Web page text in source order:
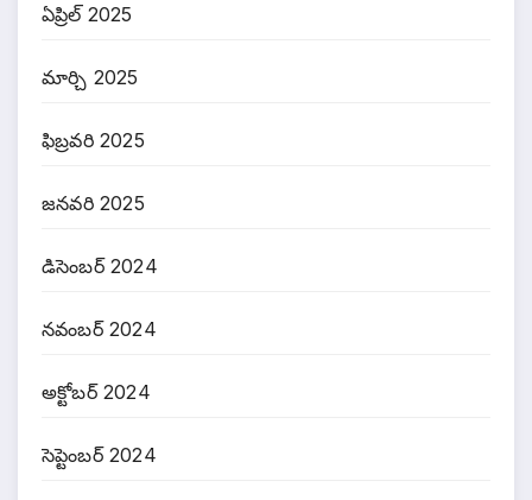
ఏప్రిల్ 2025
మార్చి 2025
ఫిబ్రవరి 2025
జనవరి 2025
డిసెంబర్ 2024
నవంబర్ 2024
అక్టోబర్ 2024
సెప్టెంబర్ 2024